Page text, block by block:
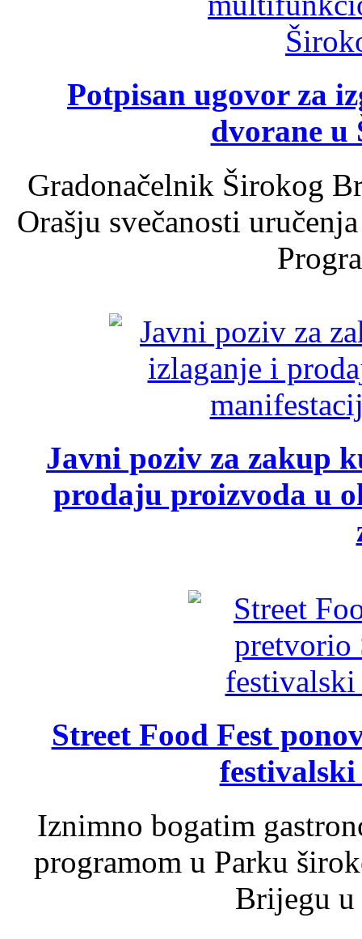
Potpisan ugovor za
dvorane u
Gradonačelnik Širokog
Orašju svečanosti
Javni poziv za zakup
prodaju proizvoda u
Street Food Fest
Iznimno bogatim
programom u Parku
Brijegu u